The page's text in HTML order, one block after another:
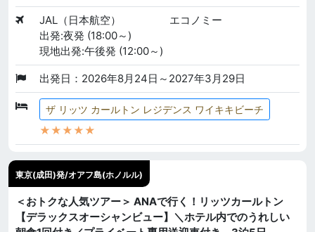
JAL（日本航空）
エコノミー
出発:夜発 (18:00～)
現地出発:午後発 (12:00～)
出発日：2026年8月24日～2027年3月29日
ザ リッツ カールトン レジデンス ワイキキビーチ
★★★★★
東京(成田)発/オアフ島(ホノルル)
＜おトクな人気ツアー＞ ANAで行く！リッツカールトン
【デラックスオーシャンビュー】＼ホテル内でのうれしい